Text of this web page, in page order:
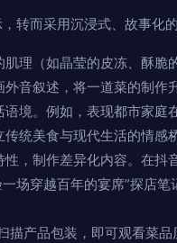
转而采用沉浸式、故事化的
理（如晶莹的皮冻、酥脆
音叙述，将一道菜的制作
境。例如，表现都市家庭
统美食与现代生活的情感桥
，制作差异化内容。在抖
场穿越百年的宴席”探店
描产品包装，即可观看菜